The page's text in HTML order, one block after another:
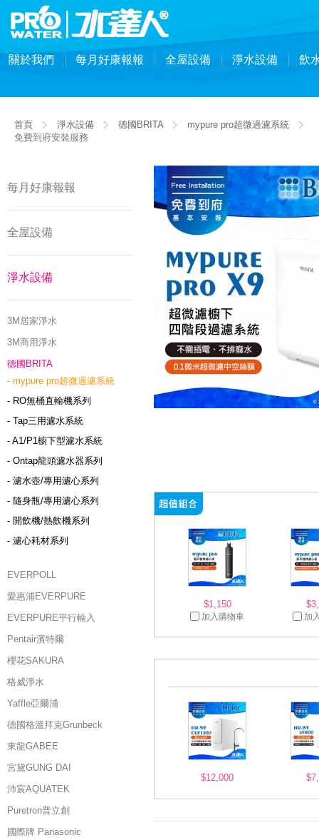
關於我們 每月好康報報 全屋設備 淨水設備 飲
首頁 淨水設備 德國BRITA mypure pro超微過濾系統
免費到府安裝服務
每月好康報報
全屋設備
淨水設備
3M居家淨水
3M商用淨水
德國BRITA
- mypure pro超微過濾系統
- RO無桶直輸機系列
- Tap三用濾水系統
- A1/P1櫥下型濾水系統
- Ontap龍頭濾水器系列
- 濾水壺/專用濾心系列
- 隨身瓶/專用濾心系列
- 開飲機/熱飲機系列
- 濾心耗材系列
EVERPOLL
愛惠浦EVERPURE
EVERPURE平行輸入
Pentair濱特爾
櫻花SAKURA
格威淨水
Yaffle亞爾浦
德國格溫拜克Grunbeck
東龍GABEE
宮黛GUNG DAI
沛宸AQUATEK
Puretron普立創
國際牌 Panasonic
$1,150
加入購物車 加
$12,000